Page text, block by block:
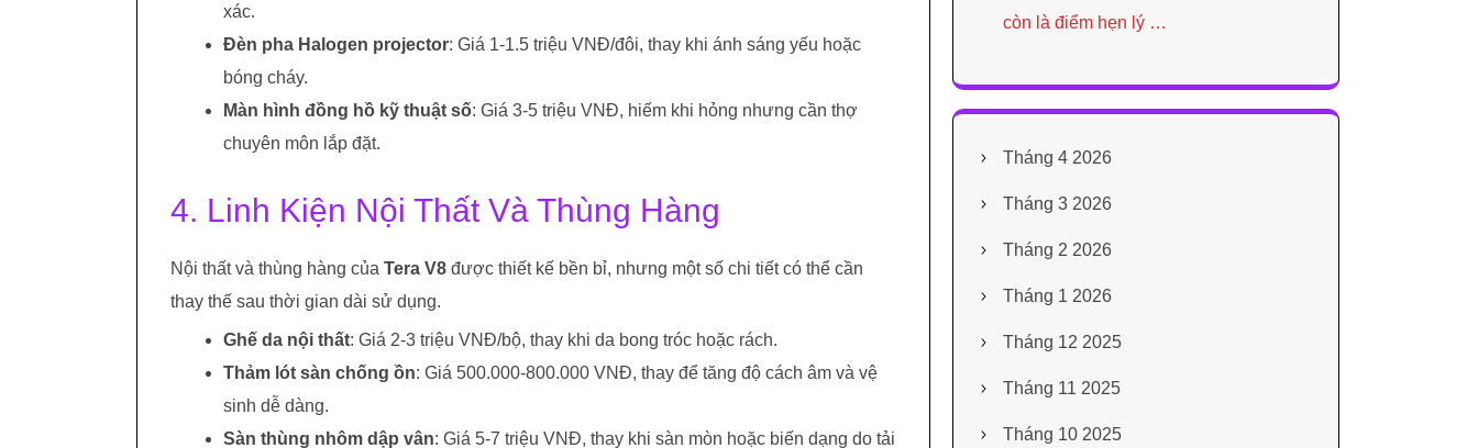
xác.
Đèn pha Halogen projector: Giá 1-1.5 triệu VNĐ/đôi, thay khi ánh sáng yếu hoặc
bóng cháy.
Màn hình đồng hồ kỹ thuật số: Giá 3-5 triệu VNĐ, hiếm khi hỏng nhưng cần thợ
chuyên môn lắp đặt.
4. Linh Kiện Nội Thất Và Thùng Hàng
Nội thất và thùng hàng của Tera V8 được thiết kế bền bỉ, nhưng một số chi tiết có thể cần
thay thế sau thời gian dài sử dụng.
Ghế da nội thất: Giá 2-3 triệu VNĐ/bộ, thay khi da bong tróc hoặc rách.
Thảm lót sàn chống ồn: Giá 500.000-800.000 VNĐ, thay để tăng độ cách âm và vệ
sinh dễ dàng.
Sàn thùng nhôm dập vân: Giá 5-7 triệu VNĐ, thay khi sàn mòn hoặc biến dạng do tải
còn là điểm hẹn lý …
Tháng 4 2026
Tháng 3 2026
Tháng 2 2026
Tháng 1 2026
Tháng 12 2025
Tháng 11 2025
Tháng 10 2025